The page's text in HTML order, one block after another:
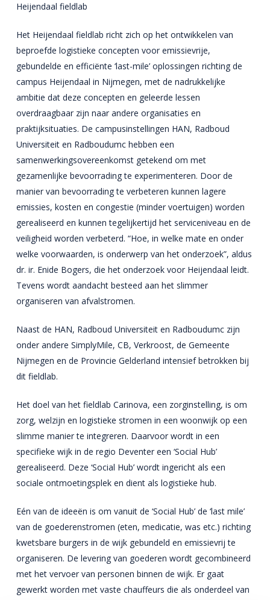
Heijendaal fieldlab
Het Heijendaal fieldlab richt zich op het ontwikkelen van
beproefde logistieke concepten voor emissievrije,
gebundelde en efficiënte ‘last-mile’ oplossingen richting de
campus Heijendaal in Nijmegen, met de nadrukkelijke
ambitie dat deze concepten en geleerde lessen
overdraagbaar zijn naar andere organisaties en
praktijksituaties. De campusinstellingen HAN, Radboud
Universiteit en Radboudumc hebben een
samenwerkingsovereenkomst getekend om met
gezamenlijke bevoorrading te experimenteren. Door de
manier van bevoorrading te verbeteren kunnen lagere
emissies, kosten en congestie (minder voertuigen) worden
gerealiseerd en kunnen tegelijkertijd het serviceniveau en de
veiligheid worden verbeterd. “Hoe, in welke mate en onder
welke voorwaarden, is onderwerp van het onderzoek”, aldus
dr. ir. Enide Bogers, die het onderzoek voor Heijendaal leidt.
Tevens wordt aandacht besteed aan het slimmer
organiseren van afvalstromen.
Naast de HAN, Radboud Universiteit en Radboudumc zijn
onder andere SimplyMile, CB, Verkroost, de Gemeente
Nijmegen en de Provincie Gelderland intensief betrokken bij
dit fieldlab.
Het doel van het fieldlab Carinova, een zorginstelling, is om
zorg, welzijn en logistieke stromen in een woonwijk op een
slimme manier te integreren. Daarvoor wordt in een
specifieke wijk in de regio Deventer een ‘Social Hub’
gerealiseerd. Deze ‘Social Hub’ wordt ingericht als een
sociale ontmoetingsplek en dient als logistieke hub.
Eén van de ideeën is om vanuit de ‘Social Hub’ de ‘last mile’
van de goederenstromen (eten, medicatie, was etc.) richting
kwetsbare burgers in de wijk gebundeld en emissievrij te
organiseren. De levering van goederen wordt gecombineerd
met het vervoer van personen binnen de wijk. Er gaat
gewerkt worden met vaste chauffeurs die als onderdeel van